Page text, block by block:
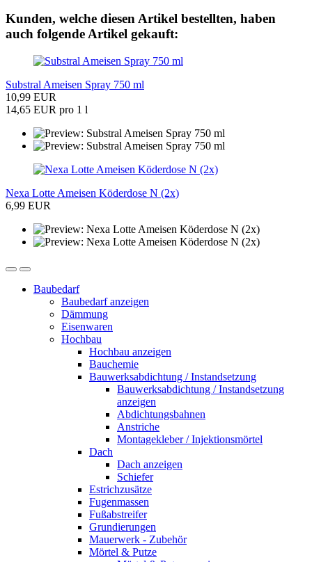
Kunden, welche diesen Artikel bestellten, haben
auch folgende Artikel gekauft:
Substral Ameisen Spray 750 ml
10,99 EUR
14,65 EUR pro 1 l
Nexa Lotte Ameisen Köderdose N (2x)
6,99 EUR
Baubedarf
Baubedarf anzeigen
Dämmung
Eisenwaren
Hochbau
Hochbau anzeigen
Bauchemie
Bauwerksabdichtung / Instandsetzung
Bauwerksabdichtung / Instandsetzung
anzeigen
Abdichtungsbahnen
Anstriche
Montagekleber / Injektionsmörtel
Dach
Dach anzeigen
Schiefer
Estrichzusätze
Fugenmassen
Fußabstreifer
Grundierungen
Mauerwerk - Zubehör
Mörtel & Putze